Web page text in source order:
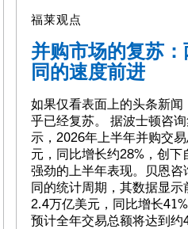
福莱观点
并购市场的复苏
同的速度前进
如果仅看表面上的头条新
乎已经复苏。 据波士顿咨
示，2026年上半年并购交
元，同比增长约28%，创
强劲的上半年表现。贝恩
同的统计周期，其数据显
2.4万亿美元，同比增长41%
预计全年交易总额将达到约